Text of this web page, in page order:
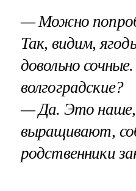
— Можно
Так, видим,
довольно
волгоградские?
— Да. Это наше,
выращивают,
родственники